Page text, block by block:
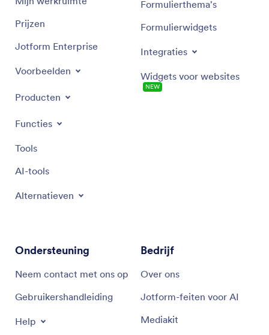
Prijzen
Jotform Enterprise
Voorbeelden
Producten
Functies
Tools
AI-tools
Alternatieven
Formulierthema's
Formulierwidgets
Integraties
Widgets voor websites
NEW
Ondersteuning
Neem contact met ons op
Gebruikershandleiding
Help
Bedrijf
Over ons
Jotform-feiten voor AI
Mediakit